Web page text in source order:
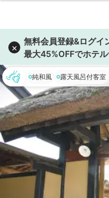
純和風 露天風呂付客室